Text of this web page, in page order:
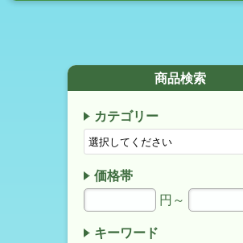
商品検索
カテゴリー
価格帯
円～
キーワード